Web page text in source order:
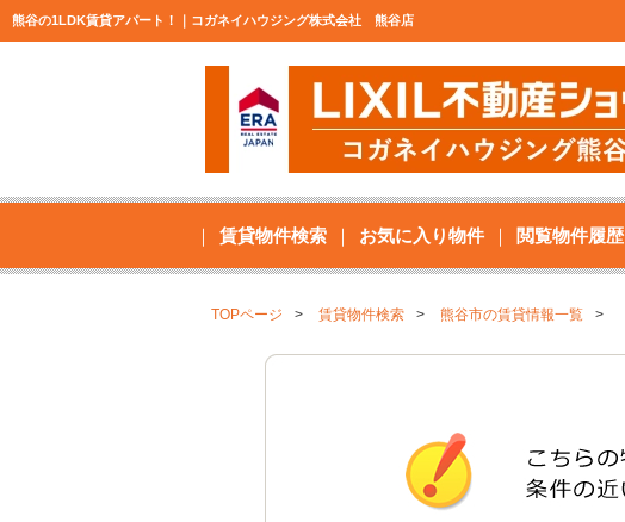
熊谷の1LDK賃貸アパート！｜コガネイハウジング株式会社 熊谷店
賃貸物件検索 お気に入り物件 閲覧物件履歴
TOPページ 賃貸物件検索 熊谷市の賃貸情報一覧